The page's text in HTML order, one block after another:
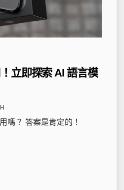
立即探索 AI 語言模
嗎？ 答案是肯定的！